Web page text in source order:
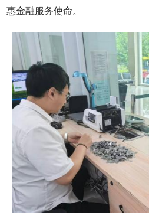
惠金融服务使命。